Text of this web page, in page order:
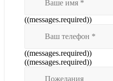
((messages.required))
((messages.required))
((messages.required))